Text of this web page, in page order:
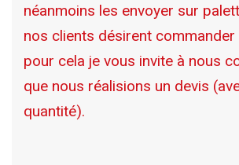
néanmoins les envoyer sur
nos clients désirent commander
pour cela je vous invite à nous
que nous réalisions un devis
quantité).